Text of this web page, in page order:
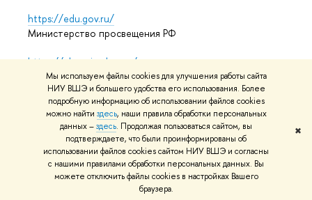
Мы используем файлы cookies для улучшения работы сайта
НИУ ВШЭ и большего удобства его использования. Более
подробную информацию об использовании файлов cookies
можно найти здесь, наши правила обработки персональных
данных –здесь. Продолжая пользоваться сайтом, вы
подтверждаете, что были проинформированы об
использовании файлов cookies сайтом НИУ ВШЭ и согласны
с нашими правилами обработки персональных данных. Вы
можете отключить файлы cookies в настройках Вашего
браузера.
✖
https://edu.gov.ru/
Министерство просвещения РФ
https://elearning.hse.ru/mooc
Массовые открытые онлайн-курсы
© НИУ ВШЭ 1993–2026 Адреса и контактыУсловия
использования материаловПолитика конфиденциальности
Карта сайта
Редактору